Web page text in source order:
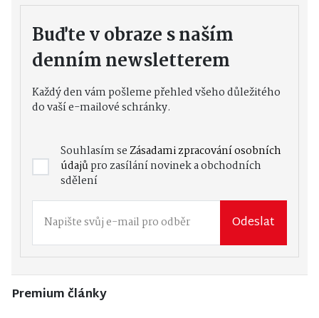
Buďte v obraze s naším
denním newsletterem
Každý den vám pošleme přehled všeho důležitého
do vaší e-mailové schránky.
Souhlasím seZásadami zpracování osobních
údajůpro zasílání novinek a obchodních
sdělení
Odeslat
Premium články